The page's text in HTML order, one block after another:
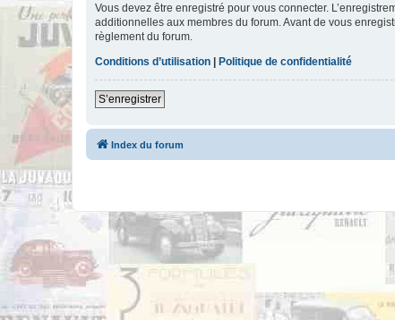
Vous devez être enregistré pour vous connecter.
additionnelles aux membres du forum. Avant de vous
règlement du forum.
Conditions d’utilisation | Politique de confidentialité
S’enregistrer
Index du forum